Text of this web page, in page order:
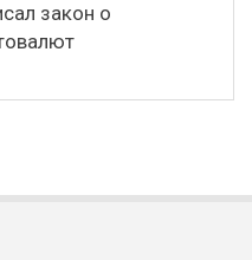
закон о